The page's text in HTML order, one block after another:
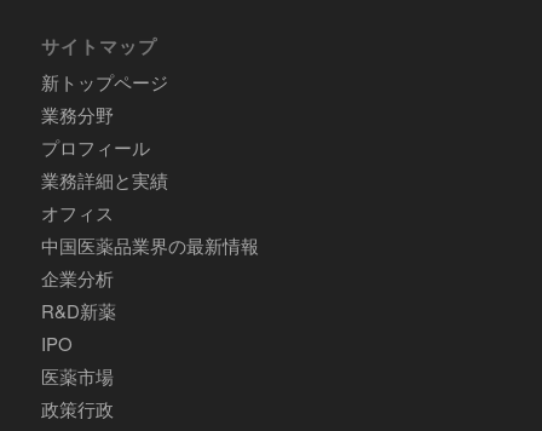
サイトマップ
新トップページ
業務分野
プロフィール
業務詳細と実績
オフィス
中国医薬品業界の最新情報
企業分析
R&D新薬
IPO
医薬市場
政策行政